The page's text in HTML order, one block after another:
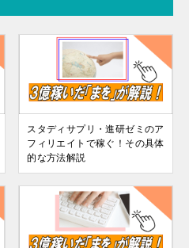
スタディサプリ・進研ゼミのア
フィリエイトで稼ぐ！その具体
的な方法解説